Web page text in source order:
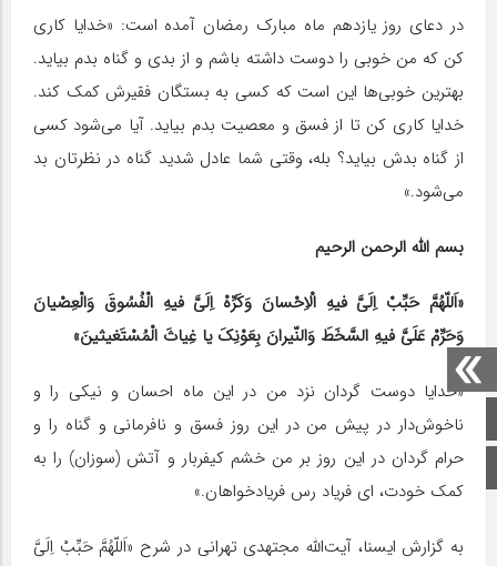
صفحه اصلی
اینستاگرام
در دعای روز یازدهم ماه مبارک رمضان آمده است: «خدایا کاری
کن که من خوبی را دوست داشته باشم و از بدی و گناه بدم بیاید.
بهترین خوبی‌ها این است که کسی به بستگان فقیرش کمک کند.
خدایا کاری کن تا از فسق و معصیت بدم بیاید. آیا می‌شود کسی
از گناه بدش بیاید؟ بله، وقتی شما عادل شدید گناه در نظرتان بد
می‌شود.»
بسم الله الرحمن الرحیم
«اَللّهُمَّ حَبِّبْ اِلَیَّ فیهِ الْاِحْسانَ وَکَرِّهْ اِلَیَّ فیهِ الْفُسُوقَ وَالْعِصْیانَ
وَحَرِّمْ عَلَیَّ فیهِ السَّخَطَ وَالنّیرانَ بِعَوْنِکَ یا غِیاثَ الْمُسْتَغیثینَ»
«خدایا دوست گردان نزد من در این ماه احسان و نیکی را و
ناخوش‌دار در پیش من در این روز فسق و نافرمانی و گناه را و
حرام گردان در این روز بر من خشم کیفربار و آتش (سوزان) را به
کمک خودت، ای فریاد رس فریادخواهان.»
به گزارش ایسنا، آیت‌الله مجتهدی تهرانی در شرح «اَللّهُمَّ حَبِّبْ اِلَیَّ